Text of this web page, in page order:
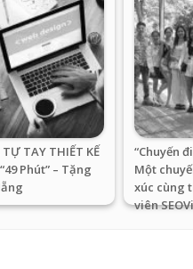
TAY THIẾT KẾ
Phút” – Tặng
“Chuyến
Một
xúc cùng
viên